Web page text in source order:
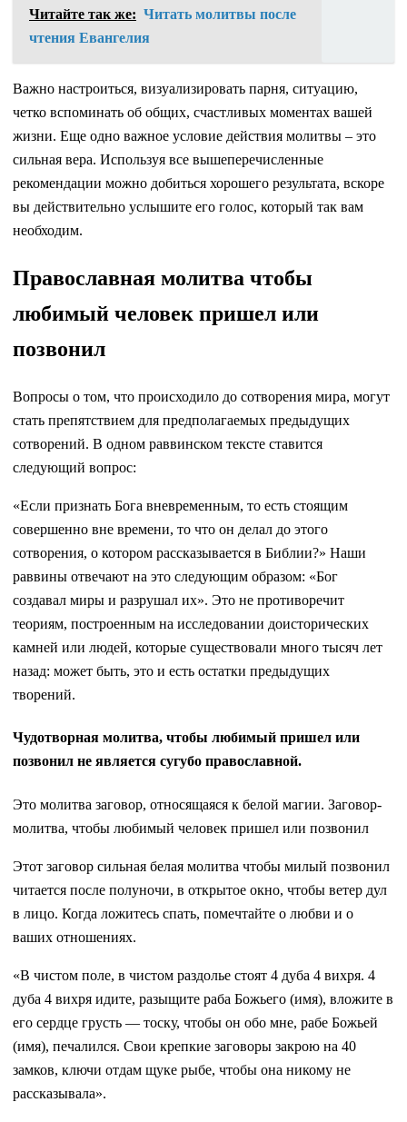
Читайте так же: Читать молитвы после
чтения Евангелия
Важно настроиться, визуализировать парня, ситуацию,
четко вспоминать об общих, счастливых моментах вашей
жизни. Еще одно важное условие действия молитвы – это
сильная вера. Используя все вышеперечисленные
рекомендации можно добиться хорошего результата, вскоре
вы действительно услышите его голос, который так вам
необходим.
Православная молитва чтобы
любимый человек пришел или
позвонил
Вопросы о том, что происходило до сотворения мира, могут
стать препятствием для предполагаемых предыдущих
сотворений. В одном раввинском тексте ставится
следующий вопрос:
«Если признать Бога вневременным, то есть стоящим
совершенно вне времени, то что он делал до этого
сотворения, о котором рассказывается в Библии?» Наши
раввины отвечают на это следующим образом: «Бог
создавал миры и разрушал их». Это не противоречит
теориям, построенным на исследовании доисторических
камней или людей, которые существовали много тысяч лет
назад: может быть, это и есть остатки предыдущих
творений.
Чудотворная молитва, чтобы любимый пришел или
позвонил не является сугубо православной.
Это молитва заговор, относящаяся к белой магии. Заговор-
молитва, чтобы любимый человек пришел или позвонил
Этот заговор сильная белая молитва чтобы милый позвонил
читается после полуночи, в открытое окно, чтобы ветер дул
в лицо. Когда ложитесь спать, помечтайте о любви и о
ваших отношениях.
«В чистом поле, в чистом раздолье стоят 4 дуба 4 вихря. 4
дуба 4 вихря идите, разыщите раба Божьего (имя), вложите в
его сердце грусть — тоску, чтобы он обо мне, рабе Божьей
(имя), печалился. Свои крепкие заговоры закрою на 40
замков, ключи отдам щуке рыбе, чтобы она никому не
рассказывала».